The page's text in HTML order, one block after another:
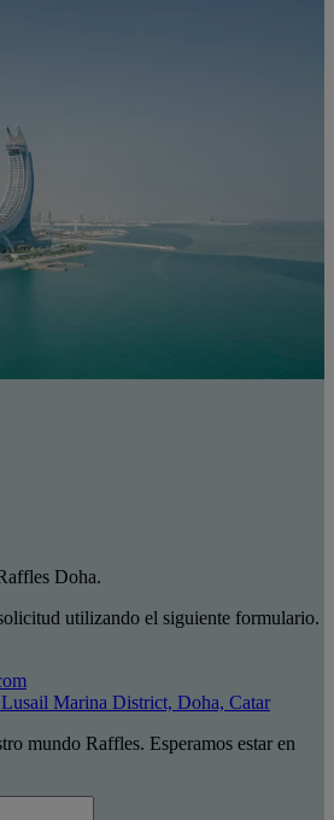
Doha.
utilizando el siguiente formulario.
Marina District, Doha, Catar
mundo Raffles. Esperamos estar en